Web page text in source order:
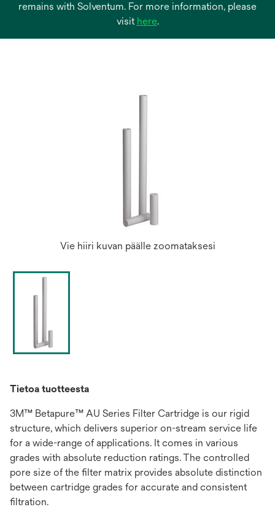
remains with Solventum. For more information, please
visit hereopens
.
Vie hiiri kuvan päälle zoomataksesi
Tietoa tuotteesta
3M™ Betapure™ AU Series Filter Cartridge is our rigid
structure, which delivers superior on-stream service life
for a wide-range of applications. It comes in various
grades with absolute reduction ratings. The controlled
pore size of the filter matrix provides absolute distinction
between cartridge grades for accurate and consistent
filtration.